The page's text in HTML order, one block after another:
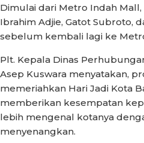
Dimulai dari Metro Indah
Ibrahim Adjie, Gatot Subroto,
sebelum kembali lagi ke
Plt. Kepala Dinas
Asep Kuswara menyatakan,
memeriahkan Hari Jadi Kota
memberikan kesempatan
lebih mengenal kotanya
menyenangkan.